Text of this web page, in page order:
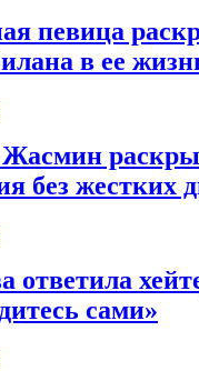
певица
в ее
без жестких
ответила
сами»